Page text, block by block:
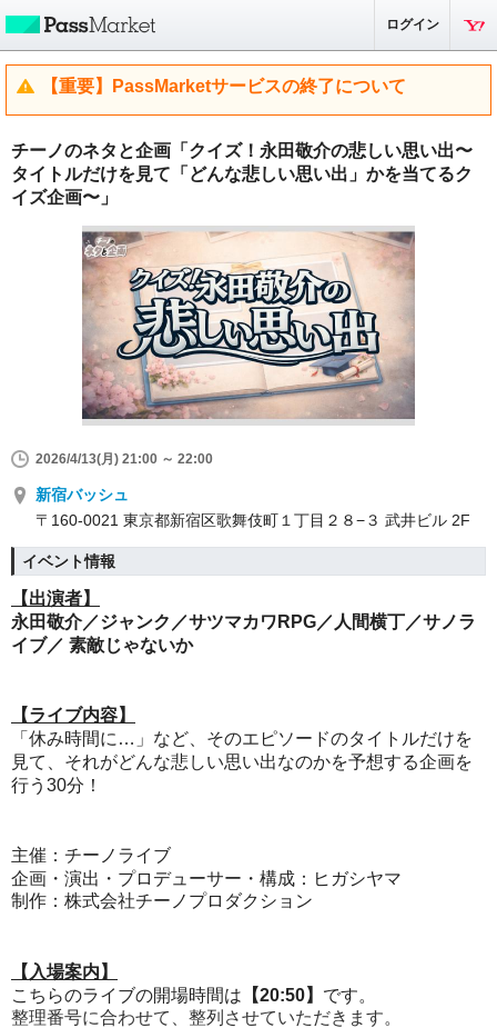
ログイン
【重要】PassMarketサービスの終了について
チーノのネタと企画「クイズ！永田敬介の悲しい思い出〜
タイトルだけを見て「どんな悲しい思い出」かを当てるク
イズ企画〜」
2026/4/13(月) 21:00 ～ 22:00
新宿バッシュ
〒160-0021 東京都新宿区歌舞伎町１丁目２８−３ 武井ビル 2F
イベント情報
【出演者】
永田敬介／ジャンク／サツマカワRPG／人間横丁／サノラ
イブ／ 素敵じゃないか
【ライブ内容】
「休み時間に…」など、そのエピソードのタイトルだけを
見て、それがどんな悲しい思い出なのかを予想する企画を
行う30分！
主催：チーノライブ
企画・演出・プロデューサー・構成：ヒガシヤマ
制作：株式会社チーノプロダクション
【入場案内】
こちらのライブの開場時間は 【20:50】 です。
整理番号に合わせて、整列させていただきます。